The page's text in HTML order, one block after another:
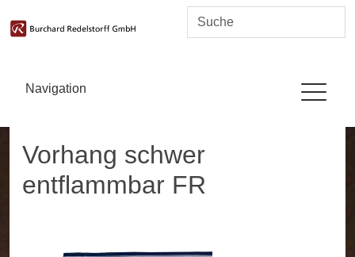
Navigation
Vorhang schwer
entflammbar FR